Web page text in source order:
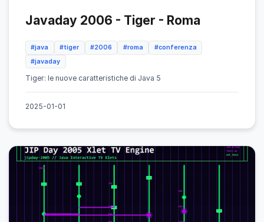
Javaday 2006 - Tiger - Roma
#java #tiger #2006 #roma
#conferenza
#javaday
Tiger: le nuove caratteristiche di Java 5
2025-01-01